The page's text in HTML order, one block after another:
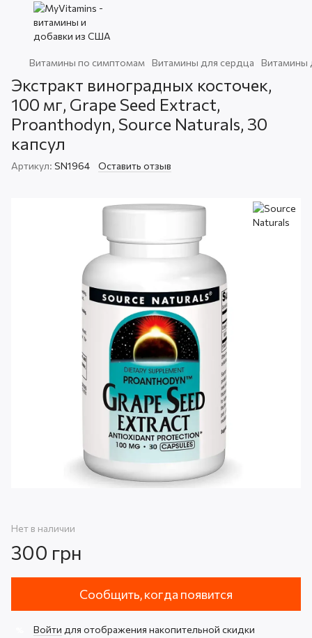
Витамины по симптомам Витамины для сердца Витамины
Экстракт виноградных косточек,
100 мг, Grape Seed Extract,
Proanthodyn, Source Naturals, 30
капсул
Артикул: SN1964 Оставить отзыв
Нет в наличии
300 грн
Сообщить, когда появится
Войти для отображения накопительной скидки